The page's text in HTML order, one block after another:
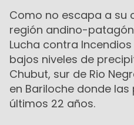
Como no escapa a su
región andino-
Lucha contra
bajos niveles de
Chubut, sur de Rio
en Bariloche donde
últimos 22 años.